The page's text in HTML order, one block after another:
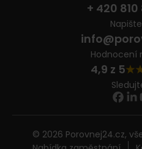
+ 420
Hodnocení
4,9 z 5
© 2026 Porovnej24.cz,